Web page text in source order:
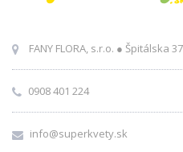
FANY FLORA, s.r.o. ● Špitálska
0908 401 224
info@superkvety.sk